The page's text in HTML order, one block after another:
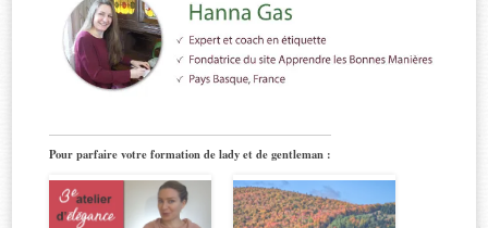
Pour parfaire votre formation de lady et de gentleman :